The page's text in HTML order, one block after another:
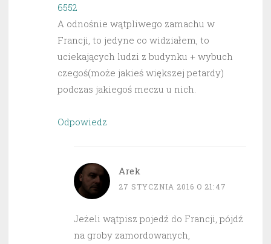
6552
A odnośnie wątpliwego zamachu w
Francji, to jedyne co widziałem, to
uciekających ludzi z budynku + wybuch
czegoś(może jakieś większej petardy)
podczas jakiegoś meczu u nich.
Odpowiedz
Arek
27 STYCZNIA 2016 O 21:47
Jeżeli wątpisz pojedź do Francji, pójdź
na groby zamordowanych,